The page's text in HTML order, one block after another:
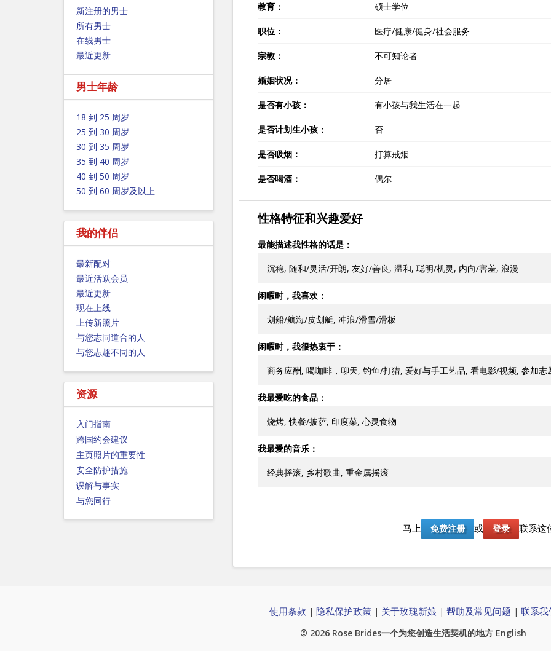
新注册的男士
所有男士
在线男士
最近更新
男士年龄
18 到 25 周岁
25 到 30 周岁
30 到 35 周岁
35 到 40 周岁
40 到 50 周岁
50 到 60 周岁及以上
我的伴侣
最新配对
最近活跃会员
最近更新
现在上线
上传新照片
与您志同道合的人
与您志趣不同的人
资源
入门指南
跨国约会建议
主页照片的重要性
安全防护措施
误解与事实
与您同行
教育： 硕士学位
职位： 医疗/健康/健身/社会服务
宗教： 不可知论者
婚姻状况： 分居
是否有小孩： 有小孩与我生活在一起
是否计划生小孩： 否
是否吸烟： 打算戒烟
是否喝酒： 偶尔
性格特征和兴趣爱好
最能描述我性格的话是：
沉稳, 随和/灵活/开朗, 友好/善良, 温和, 聪明/机灵, 内向/害羞, 浪漫
闲暇时，我喜欢：
划船/航海/皮划艇, 冲浪/滑雪/滑板
闲暇时，我很热衷于：
商务应酬, 喝咖啡，聊天, 钓鱼/打猎, 爱好与手工艺品, 看电影/视频, 参加志
我最爱吃的食品：
烧烤, 快餐/披萨, 印度菜, 心灵食物
我最爱的音乐：
经典摇滚, 乡村歌曲, 重金属摇滚
马上 免费注册 或 登录 联系这
使用条款 | 隐私保护政策| 关于玫瑰新娘 | 帮助及常见问题 | 联系我
© 2026 Rose Brides一个为您创造生活契机的地方 English